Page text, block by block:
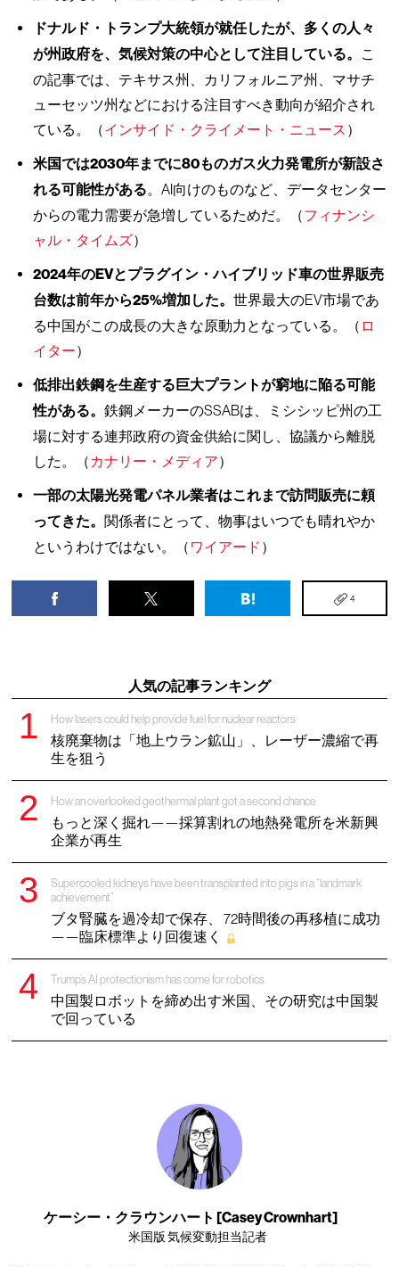
ドナルド・トランプ大統領が就任したが、多くの人々
が州政府を、気候対策の中心として注目している。
こ
の記事では、テキサス州、カリフォルニア州、マサチ
ューセッツ州などにおける注目すべき動向が紹介され
ている。（インサイド・クライメート・ニュース ）
米国では2030年までに80ものガス火力発電所が新設さ
れる可能性がある。AI向けのものなど、データセンター
からの電力需要が急増しているためだ。（フィナンシ
ャル・タイムズ）
2024年のEVとプラグイン・ハイブリッド車の世界販売
台数は前年から25%増加した。世界最大のEV市場であ
る中国がこの成長の大きな原動力となっている。（ ロ
イター）
低排出鉄鋼を生産する巨大プラントが窮地に陥る可能
性がある。鉄鋼メーカーのSSABは、ミシシッピ州の工
場に対する連邦政府の資金供給に関し、協議から離脱
した。（ カナリー・メディア）
一部の太陽光発電パネル業者はこれまで訪問販売に頼
ってきた。関係者にとって、物事はいつでも晴れやか
というわけではない。（ ワイアード ）
4
人気の記事ランキング
How lasers could help provide fuel for nuclear reactors
核廃棄物は「地上ウラン鉱山」、レーザー濃縮で再
生を狙う
How an overlooked geothermal plant got a second chance
もっと深く掘れ——採算割れの地熱発電所を米新興
企業が再生
Supercooled kidneys have been transplanted into pigs in a “landmark
achievement”
ブタ腎臓を過冷却で保存、 72時間後の再移植に成功
——臨床標準より回復速く
Trump’s AI protectionism has come for robotics
中国製ロボットを締め出す米国、その研究は中国製
で回っている
ケーシー・クラウンハート [Casey Crownhart]
米国版 気候変動担当記者